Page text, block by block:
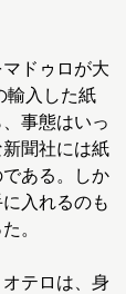
ドゥロが大
輸入した紙
事態はいっ
聞社には紙
ある。しか
入れるのも
。
テロは、身